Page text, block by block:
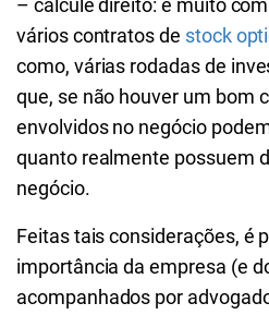
– calcule direito: é muito
vários contratos de stock
como, várias rodadas de
que, se não houver um bom
envolvidos no negócio
quanto realmente possuem
negócio.
Feitas tais considerações, é
importância da empresa (e
acompanhados por